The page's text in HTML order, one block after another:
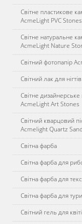
Світне пластикове
AcmeLight PVC Stones
Світне натуральне
AcmeLight Nature
Світний фотопапір
Світний лак для
Світне дизайнерське
AcmeLight Art Stones
Світний кварцовий
Acmelight Quartz Sand
Світна фарба
Світна фарба для
Світна фарба для
Світна фарба для
Світний гель для